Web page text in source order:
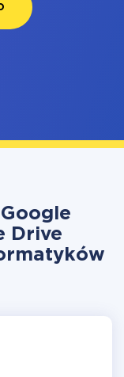
Drive